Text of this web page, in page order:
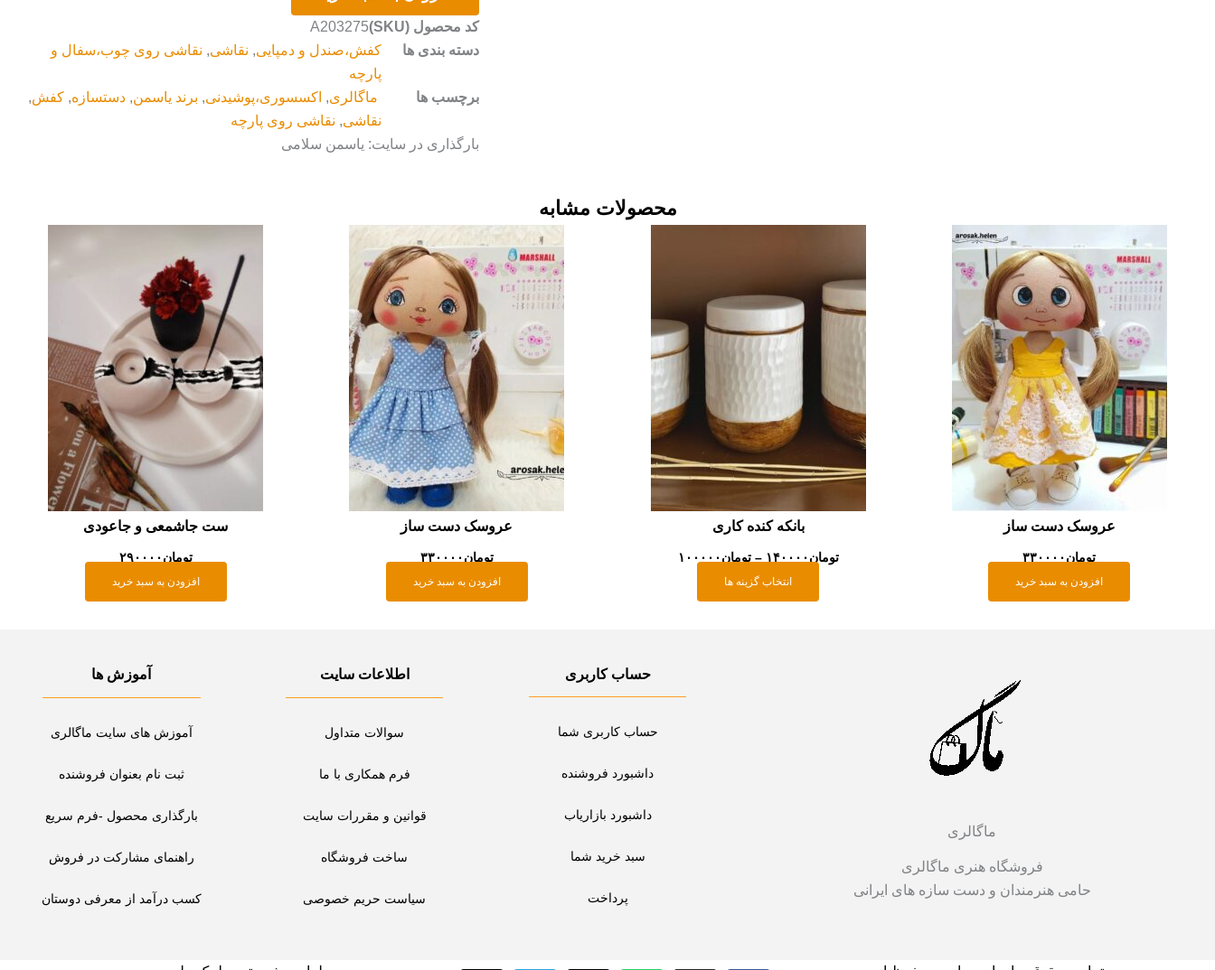
کد محصول (SKU)
A203275
دسته بندی ها
کفش،صندل و دمپایی, نقاشی, نقاشی روی چوب،سفال و
پارچه
برچسب ها
ماگالری, اکسسوری،پوشیدنی, برند یاسمن,دستسازه,کفش,
نقاشی, نقاشی روی پارچه
بارگذاری در سایت: یاسمن سلامی
محصولات مشابه
عروسک دست ساز
تومان۳۳۰۰۰۰
افزودن به سبد خرید
بانکه کنده کاری
تومان۱۴۰۰۰۰ – تومان۱۰۰۰۰۰
انتخاب گزینه ها
انواع
مختلفی
می
گزینه
ها
ممکن
است
صفحه
انتخاب
شوند
عروسک دست ساز
تومان۳۳۰۰۰۰
افزودن به سبد خرید
ست جاشمعی و جاعودی
تومان۲۹۰۰۰۰
افزودن به سبد خرید
ماگالری
فروشگاه هنری ماگالری
حامی هنرمندان و دست سازه های ایرانی
حساب کاربری
حساب کاربری شما
داشبورد فروشنده
داشبورد بازاریاب
سبد خرید شما
پرداخت
اطلاعات سایت
سوالات متداول
فرم همکاری با ما
قوانین و مقررات سایت
ساخت فروشگاه
سیاست حریم خصوصی
آموزش ها
آموزش های سایت ماگالری
ثبت نام بعنوان فروشنده
بارگذاری محصول -فرم سریع
راهنمای مشارکت در فروش
کسب درآمد از معرفی دوستان